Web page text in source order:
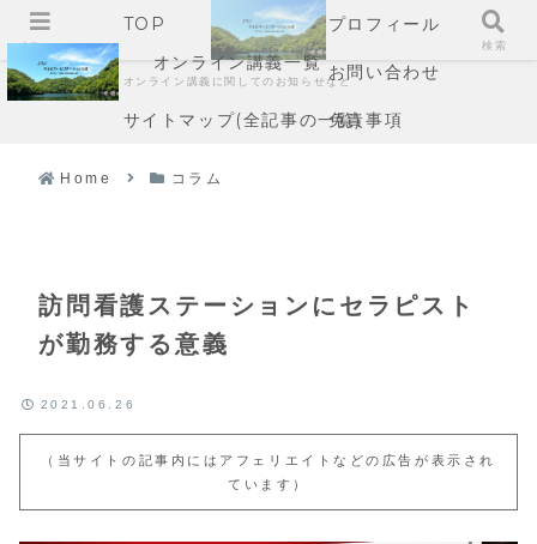
TOP
プロフィール
オンライン講義一覧
オンライン講義に関してのお知らせなどお問い合わせ
サイトマップ(全記事の一覧)免責事項
Home コラム
訪問看護ステーションにセラピスト
が勤務する意義
2021.06.26
（当サイトの記事内にはアフェリエイトなどの広告が表示され
ています）
メニュー 検索